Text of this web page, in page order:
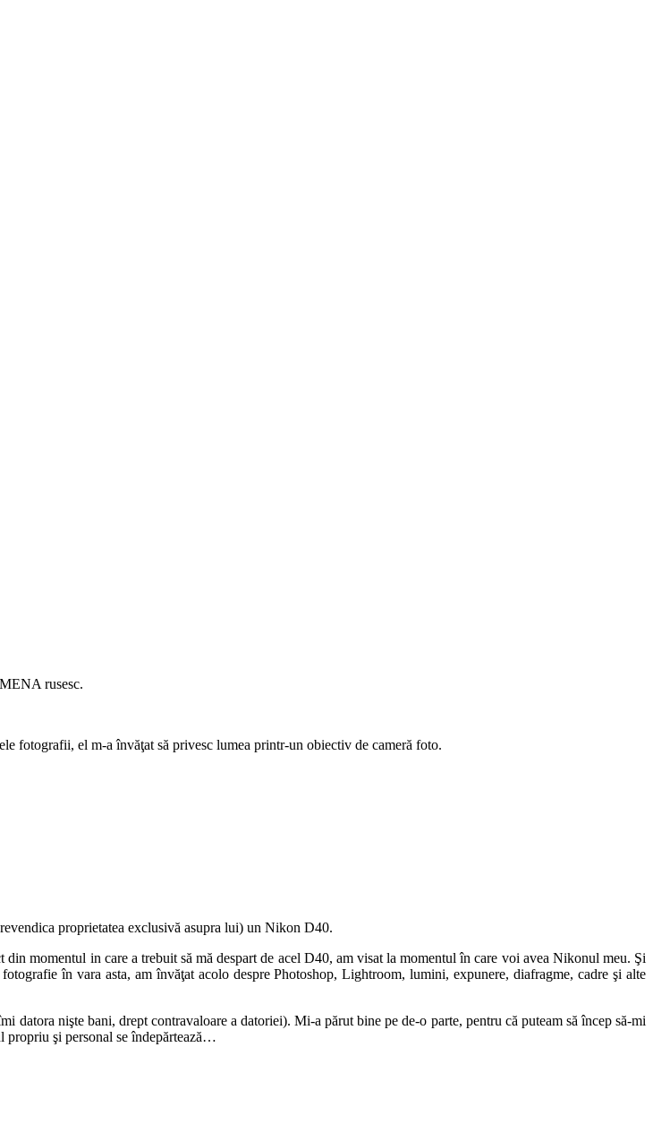
rusesc.
fotografii, el m-a învăţat să privesc lumea printr-un obiectiv de cameră foto.
proprietatea exclusivă asupra lui) un Nikon D40.
momentul in care a trebuit să mă despart de acel D40, am visat la momentul în care voi avea Nikonul meu. Şi
în vara asta, am învăţat acolo despre Photoshop, Lightroom, lumini, expunere, diafragme, cadre şi alte
datora nişte bani, drept contravaloare a datoriei). Mi-a părut bine pe de-o parte, pentru că puteam să încep să-mi
propriu şi personal se îndepărtează…